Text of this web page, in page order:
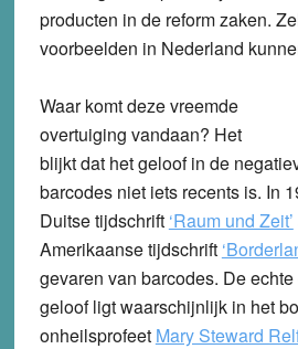
producten in de reform zaken.
voorbeelden in Nederland
Waar komt deze vreemde
overtuiging vandaan? Het
blijkt dat het geloof in de
barcodes niet iets recents is. In
Duitse tijdschrift ‘Raum und Zeit’
Amerikaanse tijdschrift
gevaren van barcodes. De
geloof ligt waarschijnlijk in het
onheilsprofeet Mary Steward